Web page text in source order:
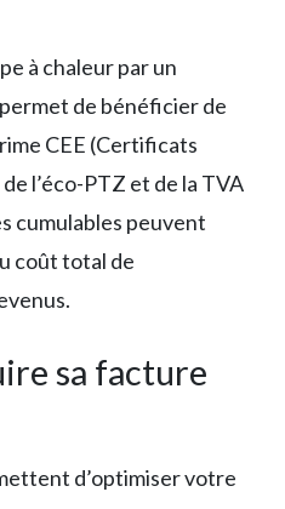
à chaleur par un
de bénéficier de
CEE (Certificats
l’éco-PTZ et de la TVA
cumulables peuvent
coût total de
sa facture
d’optimiser votre